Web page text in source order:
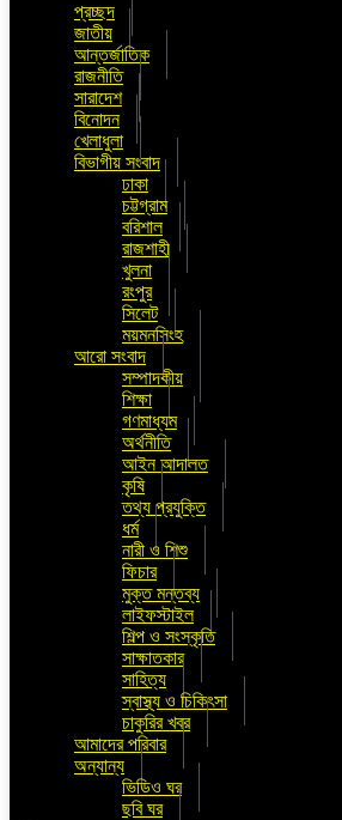
প্রচ্ছদ
জাতীয়
আন্তর্জাতিক
রাজনীতি
সারাদেশ
বিনোদন
খেলাধুলা
বিভাগীয় সংবাদ
ঢাকা
চট্টগ্রাম
বরিশাল
রাজশাহী
খুলনা
রংপুর
সিলেট
ময়মনসিংহ
আরো সংবাদ
সম্পাদকীয়
শিক্ষা
গণমাধ্যম
অর্থনীতি
আইন আদালত
কৃষি
তথ্য প্রযুক্তি
ধর্ম
নারী ও শিশু
ফিচার
মুক্ত মন্তব্য
লাইফস্টাইল
শিল্প ও সংস্কৃতি
সাক্ষাতকার
সাহিত্য
স্বাস্থ্য ও চিকিৎসা
চাকুরির খবর
আমাদের পরিবার
অন্যান্য
ভিডিও ঘর
ছবি ঘর